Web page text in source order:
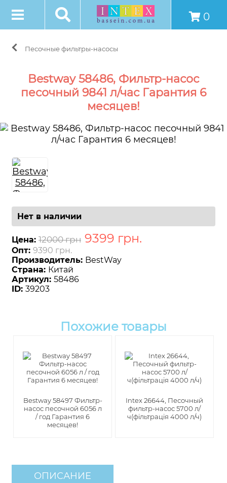
0
Песочные фильтры-насосы
Bestway 58486, Фильтр-насос
песочный 9841 л/час Гарантия 6
месяцев!
Нет в наличии
Цена: 12000 грн 9399 грн.
Опт: 9390 грн.
Производитель: BestWay
Страна: Китай
Артикул: 58486
ID: 39203
Похожие товары
Bestway 58497 Фильтр-
насос песочной 6056 л
/ год Гарантия 6
месяцев!
Intex 26644, Песочный
фильтр-насос 5700 л/
ч(фільтрація 4000 л/ч)
ОПИСАНИЕ